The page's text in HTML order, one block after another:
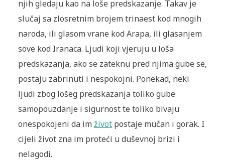
njih gledaju kao na loše predskazanje. Takav je
slučaj sa zlosretnim brojem trinaest kod mnogih
naroda, ili glasom vrane kod Arapa, ili glasanjem
sove kod Iranaca. Ljudi koji vjeruju u loša
predskazanja, ako se zateknu pred njima gube se,
postaju zabrinuti i nespokojni. Ponekad, neki
ljudi zbog lošeg predskazanja toliko gube
samopouzdanje i sigurnost te toliko bivaju
onespokojeni da imživotpostaje mučan i gorak. I
cijeli život zna im proteći u duševnoj brizi i
nelagodi.